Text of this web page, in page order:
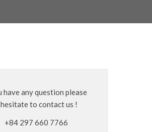
have any question please
to contact us !
+84 297 660 7766